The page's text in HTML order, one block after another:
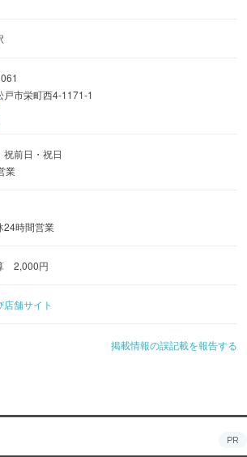
ど、個性豊かなコンセプトルームも充
会はもちろん、会議やテレワーク、レ
自由自在！
ート空間で、自慢の料理とカラオケを
戸市栄町西4-1171-1
祝前日・祝日
業
24時間営業
2,000円
店舗サイト
掲載情報の誤記載を報告する
PR